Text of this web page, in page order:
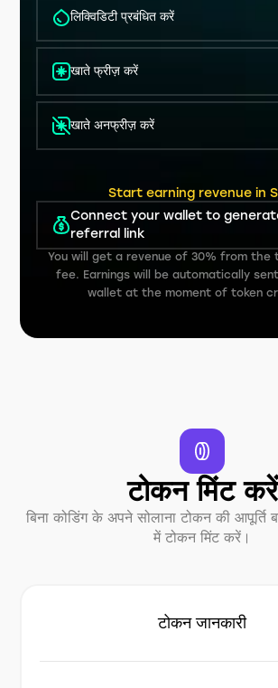
लिक्विडिटी प्रबंधित करें
खाते फ्रीज़ करें
खाते अनफ्रीज़ करें
Start earning revenue in
Connect your wallet to
referral link
You will get a revenue of 30% from the
fee. Earnings will be automatically
wallet at the moment of token
टोकन मिंट करें
बिना कोडिंग के अपने सोलाना टोकन की आपूर्ति
में टोकन मिंट करें।
टोकन जानकारी